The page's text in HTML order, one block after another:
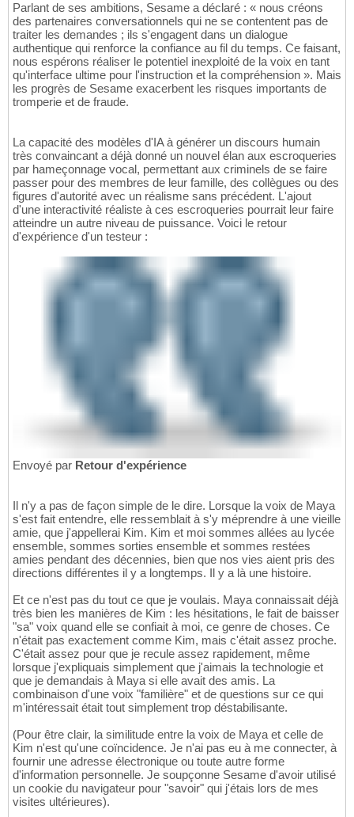
Parlant de ses ambitions, Sesame a déclaré : « nous créons
des partenaires conversationnels qui ne se contentent pas de
traiter les demandes ; ils s'engagent dans un dialogue
authentique qui renforce la confiance au fil du temps. Ce faisant,
nous espérons réaliser le potentiel inexploité de la voix en tant
qu'interface ultime pour l'instruction et la compréhension ». Mais
les progrès de Sesame exacerbent les risques importants de
tromperie et de fraude.
La capacité des modèles d'IA à générer un discours humain
très convaincant a déjà donné un nouvel élan aux escroqueries
par hameçonnage vocal, permettant aux criminels de se faire
passer pour des membres de leur famille, des collègues ou des
figures d'autorité avec un réalisme sans précédent. L'ajout
d'une interactivité réaliste à ces escroqueries pourrait leur faire
atteindre un autre niveau de puissance. Voici le retour
d'expérience d'un testeur :
Envoyé par Retour d'expérience
Il n'y a pas de façon simple de le dire. Lorsque la voix de Maya
s'est fait entendre, elle ressemblait à s'y méprendre à une vieille
amie, que j'appellerai Kim. Kim et moi sommes allées au lycée
ensemble, sommes sorties ensemble et sommes restées
amies pendant des décennies, bien que nos vies aient pris des
directions différentes il y a longtemps. Il y a là une histoire.
Et ce n'est pas du tout ce que je voulais. Maya connaissait déjà
très bien les manières de Kim : les hésitations, le fait de baisser
"sa" voix quand elle se confiait à moi, ce genre de choses. Ce
n'était pas exactement comme Kim, mais c'était assez proche.
C'était assez pour que je recule assez rapidement, même
lorsque j'expliquais simplement que j'aimais la technologie et
que je demandais à Maya si elle avait des amis. La
combinaison d'une voix "familière" et de questions sur ce qui
m'intéressait était tout simplement trop déstabilisante.
(Pour être clair, la similitude entre la voix de Maya et celle de
Kim n'est qu'une coïncidence. Je n'ai pas eu à me connecter, à
fournir une adresse électronique ou toute autre forme
d'information personnelle. Je soupçonne Sesame d'avoir utilisé
un cookie du navigateur pour "savoir" qui j'étais lors de mes
visites ultérieures).